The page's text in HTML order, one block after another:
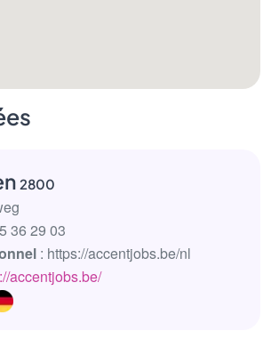
2800
36 29 03
: https://accentjobs.be/nl
accentjobs.be/